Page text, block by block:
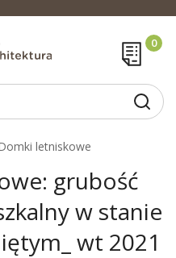
letniskowe
grubość
w stanie
wt 2021